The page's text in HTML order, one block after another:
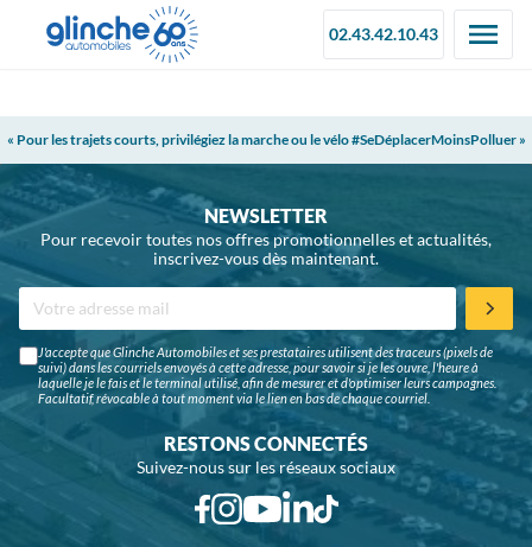
02.43.42.10.43
« Pour les trajets courts, privilégiez la marche ou le vélo #SeDéplacerMoinsPolluer »
NEWSLETTER
Pour recevoir toutes nos offres promotionnelles et actualités,
inscrivez-vous dès maintenant.
J'accepte que Glinche Automobiles et ses prestataires utilisent des traceurs (pixels de
suivi) dans les courriels envoyés à cette adresse, pour savoir si je les ouvre, l'heure à
laquelle je le fais et le terminal utilisé, afin de mesurer et d'optimiser leurs campagnes.
Facultatif, révocable à tout moment via le lien en bas de chaque courriel.
RESTONS CONNECTÉS
Suivez-nous sur les réseaux sociaux